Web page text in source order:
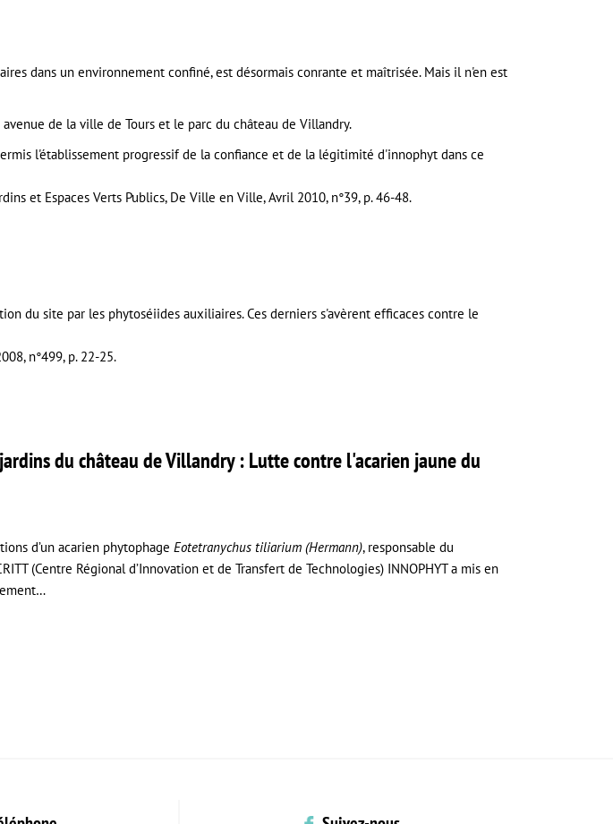
dans un environnement confiné, est désormais conrante et maîtrisée. Mais il n'en est
de la ville de Tours et le parc du château de Villandry.
l'établissement progressif de la confiance et de la légitimité d'innophyt dans ce
et Espaces Verts Publics, De Ville en Ville, Avril 2010, n°39, p. 46-48.
du site par les phytoséiides auxiliaires. Ces derniers s'avèrent efficaces contre le
n°499, p. 22-25.
du château de Villandry : Lutte contre l'acarien jaune du
d’un acarien phytophage Eotetranychus tiliarium (Hermann), responsable du
(Centre Régional d’Innovation et de Transfert de Technologies) INNOPHYT a mis en